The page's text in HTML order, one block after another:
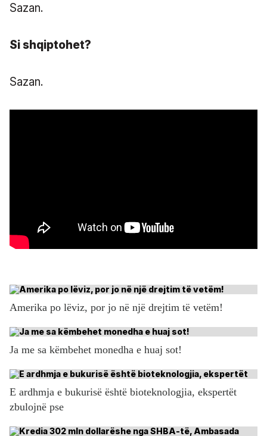
Sazan.
Si shqiptohet?
Sazan.
Amerika po lëviz, por jo në një drejtim të vetëm!
Ja me sa këmbehet monedha e huaj sot!
E ardhmja e bukurisë është bioteknologjia, ekspertët
zbulojnë pse